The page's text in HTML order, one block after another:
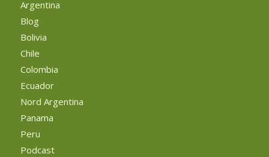
Argentina
Blog
Bolivia
Chile
Colombia
Ecuador
Nord Argentina
Panama
Peru
Podcast